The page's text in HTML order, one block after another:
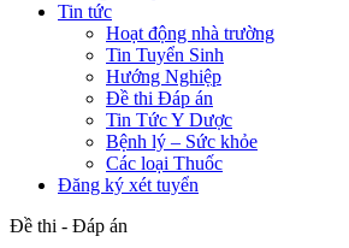
Tin tức
Hoạt động nhà trường
Tin Tuyển Sinh
Hướng Nghiệp
Đề thi Đáp án
Tin Tức Y Dược
Bệnh lý – Sức khỏe
Các loại Thuốc
Đăng ký xét tuyển
Đề thi - Đáp án